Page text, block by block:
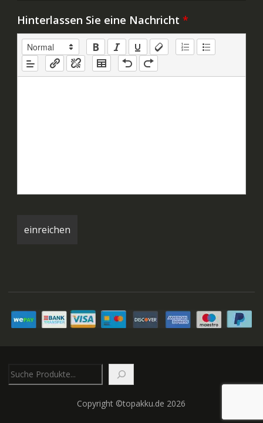
Hinterlassen Sie eine Nachricht *
Copyright ©topakku.de 2026